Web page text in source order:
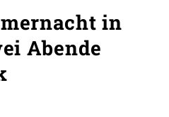
in
Abende